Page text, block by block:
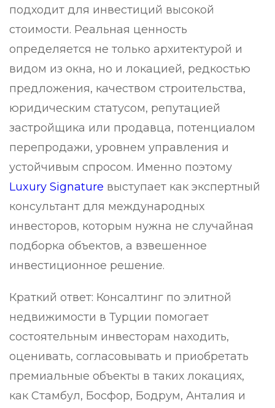
подходит для инвестиций высокой
стоимости. Реальная ценность
определяется не только архитектурой и
видом из окна, но и локацией, редкостью
предложения, качеством строительства,
юридическим статусом, репутацией
застройщика или продавца, потенциалом
перепродажи, уровнем управления и
устойчивым спросом. Именно поэтому
Luxury Signature выступает как экспертный
консультант для международных
инвесторов, которым нужна не случайная
подборка объектов, а взвешенное
инвестиционное решение.
Краткий ответ: Консалтинг по элитной
недвижимости в Турции помогает
состоятельным инвесторам находить,
оценивать, согласовывать и приобретать
премиальные объекты в таких локациях,
как Стамбул, Босфор, Бодрум, Анталия и